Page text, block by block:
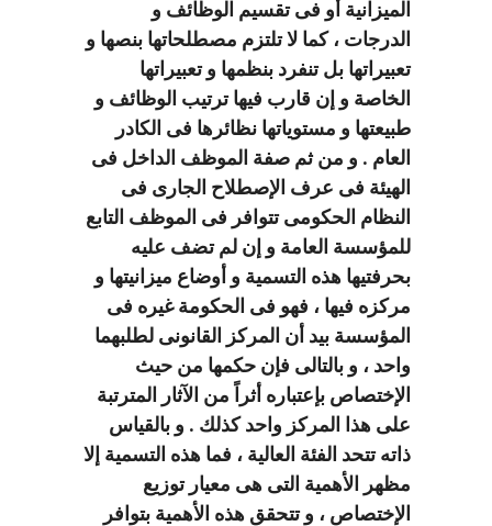
الميزانية أو فى تقسيم الوظائف و
الدرجات ، كما لا تلتزم مصطلحاتها بنصها و
تعبيراتها بل تنفرد بنظمها و تعبيراتها
الخاصة و إن قارب فيها ترتيب الوظائف و
طبيعتها و مستوياتها نظائرها فى الكادر
العام . و من ثم صفة الموظف الداخل فى
الهيئة فى عرف الإصطلاح الجارى فى
النظام الحكومى تتوافر فى الموظف التابع
للمؤسسة العامة و إن لم تضف عليه
بحرفتيها هذه التسمية و أوضاع ميزانيتها و
مركزه فيها ، فهو فى الحكومة غيره فى
المؤسسة بيد أن المركز القانونى لطلبهما
واحد ، و بالتالى فإن حكمها من حيث
الإختصاص بإعتباره أثراً من الآثار المترتبة
على هذا المركز واحد كذلك . و بالقياس
ذاته تتحد الفئة العالية ، فما هذه التسمية إلا
مظهر الأهمية التى هى معيار توزيع
الإختصاص ، و تتحقق هذه الأهمية بتوافر